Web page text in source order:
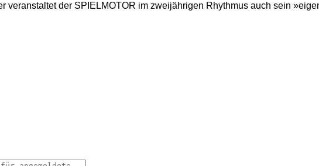
veranstaltet der SPIELMOTOR im zweijährigen Rhythmus auch sein